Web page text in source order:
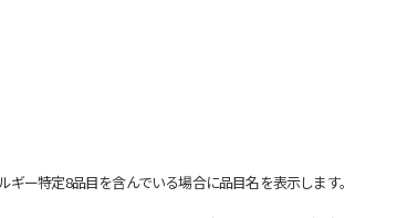
ー特定8品目を含んでいる場合に品目名を表示します。